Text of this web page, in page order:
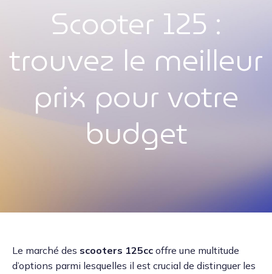
Scooter 125 :
trouvez le meilleur
prix pour votre
budget
Le marché des scooters 125cc offre une multitude
d’options parmi lesquelles il est crucial de distinguer les